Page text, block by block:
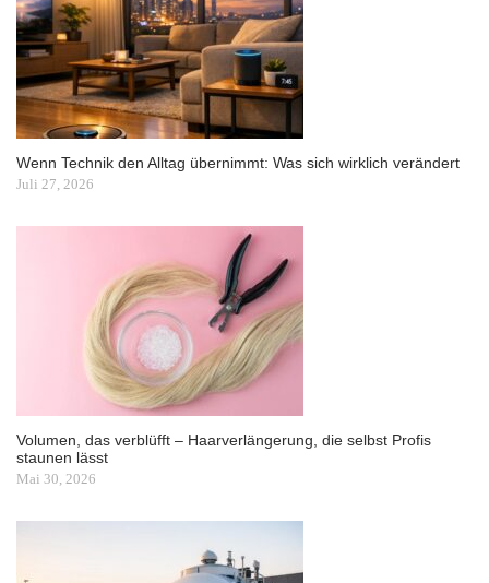
Wenn Technik den Alltag übernimmt: Was sich wirklich verändert
Juli 27, 2026
Volumen, das verblüfft – Haarverlängerung, die selbst Profis
staunen lässt
Mai 30, 2026